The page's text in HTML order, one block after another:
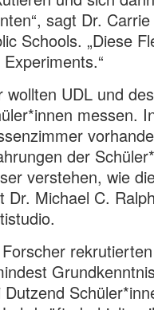
sagt Dr.
Schools. „Diese
wollten UDL und
messen.
der
verstehen, wie
Dr. Michael C.
Dutzend